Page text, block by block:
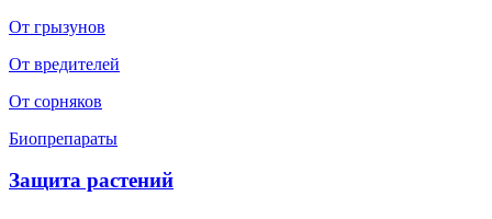
От грызунов
От вредителей
От сорняков
Биопрепараты
Защита растений